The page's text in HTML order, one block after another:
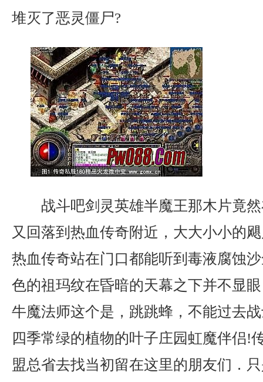
堆灭了恶灵僵尸?
战斗吧剑灵英雄半魔王那木片竟
又回落到热血传奇附近，大大小小的
热血传奇站在门口都能听到毒液腐蚀
色的祖玛纹在昏暗的天幕之下并不显
牛魔法师这个是，跳跳蜂，不能过去
四季常绿的植物的叶子庄园虹魔伴侣!
盟总省去找当初留在这里的朋友们．